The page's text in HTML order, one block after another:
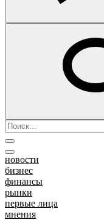
новости
бизнес
финансы
рынки
первые лица
мнения